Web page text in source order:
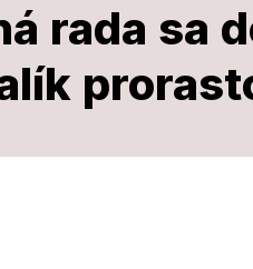
rada sa